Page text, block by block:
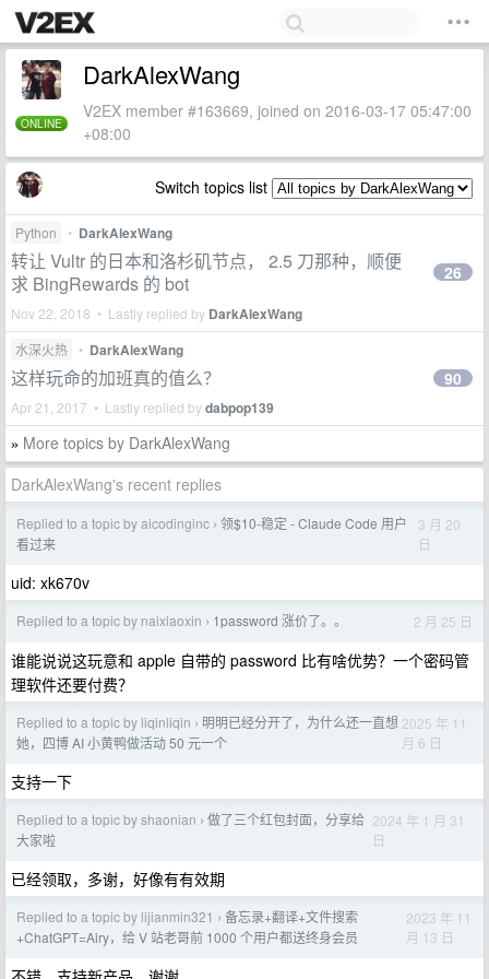
ONLINE
DarkAlexWang
V2EX member #163669, joined on 2016-03-17 05:47:00
+08:00
Switch topics list
Python • DarkAlexWang
转让 Vultr 的日本和洛杉矶节点， 2.5 刀那种，顺便
求 BingRewards 的 bot
Nov 22, 2018 • Lastly replied by DarkAlexWang
26
水深火热 • DarkAlexWang
这样玩命的加班真的值么？
Apr 21, 2017 • Lastly replied bydabpop139
90
» More topics by DarkAlexWang
DarkAlexWang's recent replies
Replied to a topic by aicodinginc › 领$10-稳定 - Claude Code 用户
看过来
3 月 20
日
uid: xk670v
Replied to a topic by naixiaoxin › 1password 涨价了。。 2 月 25 日
谁能说说这玩意和 apple 自带的 password 比有啥优势？一个密码管
理软件还要付费？
Replied to a topic by liqinliqin › 明明已经分开了，为什么还一直想
她，四博 AI 小黄鸭做活动 50 元一个
2025 年 11
月 6 日
支持一下
Replied to a topic by shaonian › 做了三个红包封面，分享给
大家啦
2024 年 1 月 31
日
已经领取，多谢，好像有有效期
Replied to a topic by lijianmin321 › 备忘录+翻译+文件搜索
+ChatGPT=Airy，给 V 站老哥前 1000 个用户都送终身会员
2023 年 11
月 13 日